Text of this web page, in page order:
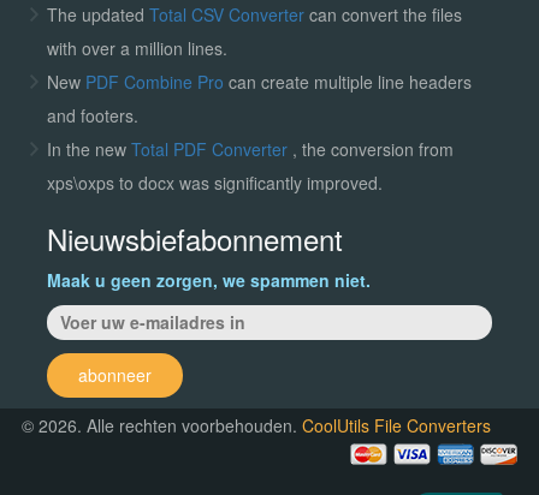
The updated Total CSV Convertercan convert the files
with over a million lines.
New PDF Combine Pro can create multiple line headers
and footers.
In the new Total PDF Converter , the conversion from
xps\oxps to docx was significantly improved.
Nieuwsbiefabonnement
Maak u geen zorgen, we spammen niet.
abonneer
© 2026. Alle rechten voorbehouden.CoolUtils File Converters